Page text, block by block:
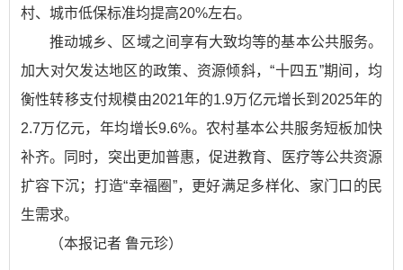
村、城市低保标准均提高20%左右。
推动城乡、区域之间享有大致均等的基本公共服务。
加大对欠发达地区的政策、资源倾斜，“十四五”期间，均
衡性转移支付规模由2021年的1.9万亿元增长到2025年的
2.7万亿元，年均增长9.6%。农村基本公共服务短板加快
补齐。同时，突出更加普惠，促进教育、医疗等公共资源
扩容下沉；打造“幸福圈”，更好满足多样化、家门口的民
生需求。
（本报记者 鲁元珍）